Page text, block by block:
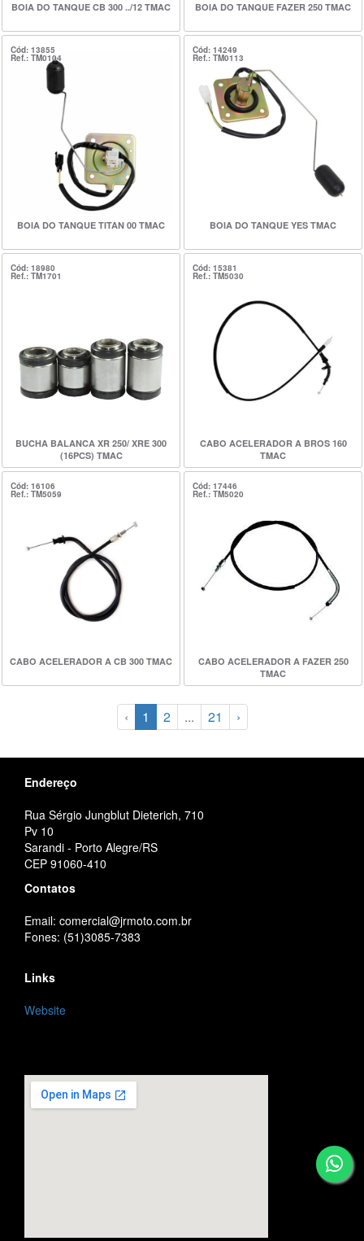
BOIA DO TANQUE CB 300 ../12 TMAC BOIA DO TANQUE FAZER 250 TMAC
Cód: 13855
Ref.: TM0104
BOIA DO TANQUE TITAN 00 TMAC
Cód: 14249
Ref.: TM0113
BOIA DO TANQUE YES TMAC
Cód: 18980
Ref.: TM1701
BUCHA BALANCA XR 250/ XRE 300
(16PCS) TMAC
Cód: 15381
Ref.: TM5030
CABO ACELERADOR A BROS 160
TMAC
Cód: 16106
Ref.: TM5059
CABO ACELERADOR A CB 300 TMAC
Cód: 17446
Ref.: TM5020
CABO ACELERADOR A FAZER 250
TMAC
‹ 1 2 ... 21 ›
Endereço
Rua Sérgio Jungblut Dieterich, 710
Pv 10
Sarandi - Porto Alegre/RS
CEP 91060-410
Contatos
Email: comercial@jrmoto.com.br
Fones: (51)3085-7383
Links
Website